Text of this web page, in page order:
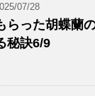
07/28
らった胡蝶蘭
秘訣6/9